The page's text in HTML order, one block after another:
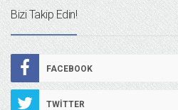
Bizi Takip Edin!
FACEBOOK
TWITTER